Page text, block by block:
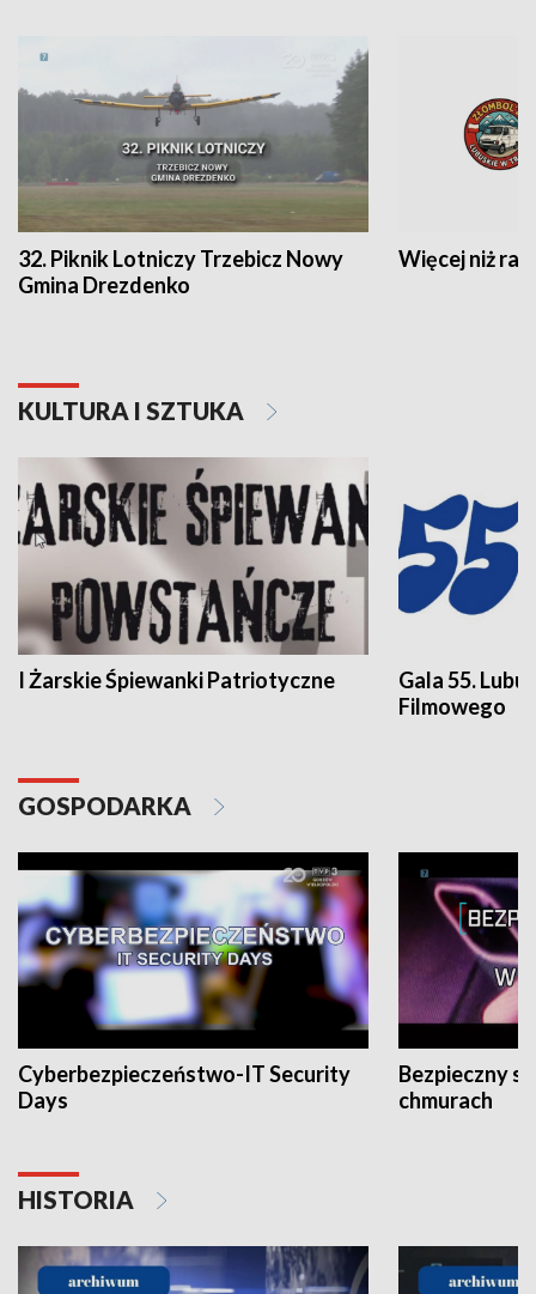
32. Piknik Lotniczy Trzebicz Nowy
Gmina Drezdenko
Więcej niż rajd
KULTURA I SZTUKA
I Żarskie Śpiewanki Patriotyczne
Gala 55.
Filmowego
GOSPODARKA
Cyberbezpieczeństwo-IT Security
Days
Bezpieczny
chmurach
HISTORIA